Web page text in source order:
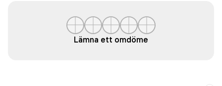
Lämna ett omdöme